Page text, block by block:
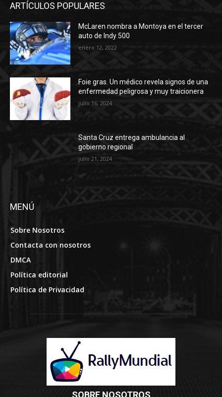
ARTÍCULOS POPULARES
McLaren nombra a Montoya en el tercer
auto de Indy 500
enero 12, 2022
Foie gras. Un médico revela signos de una
enfermedad peligrosa y muy traicionera
julio 16, 2024
Santa Cruz entrega ambulancia al
gobierno regional
julio 21, 2024
MENÚ
Sobre Nosotros
Contacta con nosotros
DMCA
Política editorial
Política de Privacidad
SOBRE NOSOTROS